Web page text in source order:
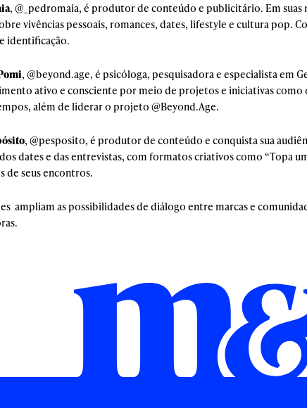
, @_pedromaia, é produtor de conteúdo e publicitário. Em suas
vivências pessoais, romances, dates, lifestyle e cultura pop.
identificação.
, @beyond.age, é psicóloga, pesquisadora e especialista em
ativo e consciente por meio de projetos e iniciativas
além de liderar o projeto @Beyond.Age.
, @pesposito, é produtor de conteúdo e conquista sua
dates e das entrevistas, com formatos criativos como “Topa
de seus encontros.
ampliam as possibilidades de diálogo entre marcas e